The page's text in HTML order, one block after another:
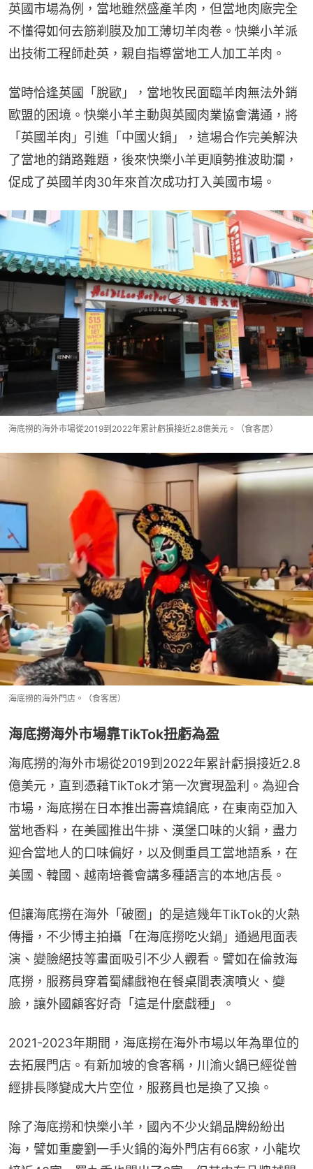
英國市場為例，當地雖然盛產羊肉，但當地肉廠完全
不懂得如何去筋剃膜及加工薄切羊肉卷。快樂小羊派
出技術工程師赴英，親自指導當地工人加工羊肉。
當時恰逢英國「脫歐」，當地牧民面臨羊肉無法外銷
歐盟的困境。快樂小羊主動與英國肉業協會溝通，將
「英國羊肉」引進「中國火鍋」，這場合作完美解決
了當地的銷路難題，後來快樂小羊更順勢推波助瀾，
促成了英國羊肉30年來首次成功打入美國市場。
海底撈的海外市場從2019到2022年累計虧損接近2.8億美元。（食客居）
海底撈的海外門店。（食客居）
海底撈海外市場靠TikTok扭虧為盈
海底撈的海外市場從2019到2022年累計虧損接近2.8
億美元，直到憑藉TikTok才第一次實現盈利。為迎合
市場，海底撈在日本推出壽喜燒鍋底，在東南亞加入
當地香料，在美國推出牛排、漢堡口味的火鍋，盡力
迎合當地人的口味偏好，以及側重員工當地語系，在
美國、韓國、越南培養會講多種語言的本地店長。
但讓海底撈在海外「破圈」的是這幾年TikTok的火熱
傳播，不少博主拍攝「在海底撈吃火鍋」通過甩面表
演、變臉絕技等畫面吸引不少人觀看。譬如在倫敦海
底撈，服務員穿着蜀繡戲袍在餐桌間表演噴火、變
臉，讓外國顧客好奇「這是什麼戲種」。
2021-2023年期間，海底撈在海外市場以年為單位的
去拓展門店。有新加坡的食客稱，川渝火鍋已經從曾
經排長隊變成大片空位，服務員也是換了又換。
除了海底撈和快樂小羊，國內不少火鍋品牌紛紛出
海，譬如重慶劉一手火鍋的海外門店有66家，小龍坎